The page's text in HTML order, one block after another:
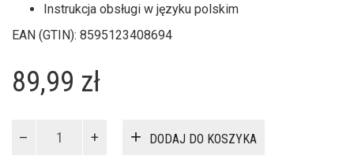
Instrukcja obsługi w języku polskim
EAN (GTIN): 8595123408694
89,99 zł
DODAJ DO KOSZYKA